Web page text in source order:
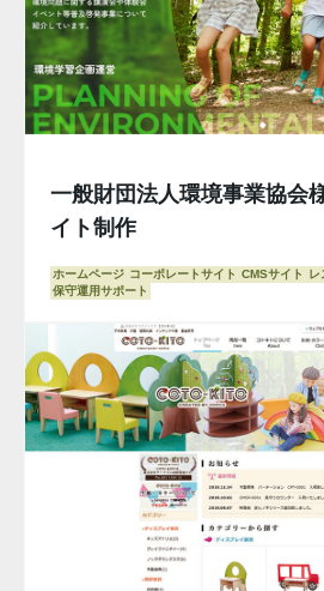
一般財団法人環境事業協会
イト制作
ホームページ コーポレートサイト CMSサイト
レ
保守運用サポート